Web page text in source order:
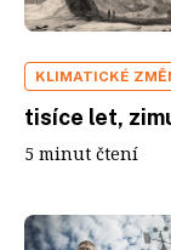
KLIMATICKÉ
tisíce let,
5 minut čtení